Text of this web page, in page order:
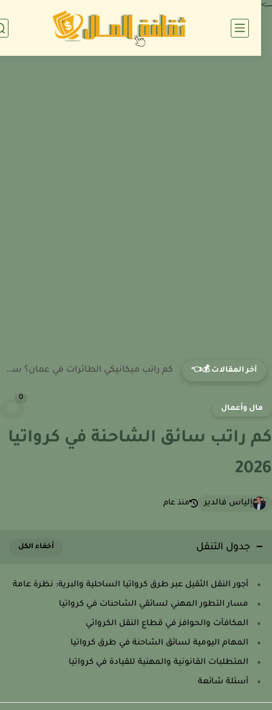
آخر المقالات 💰👈 كم راتب ميكانيكي الطائرات في عمان؟ سوق العمل والرواتب الفنية...
وأعمال
راتب سائق الشاحنة في كرواتيا
إلياس فالدير منذ عام
جدول التنقل
أجور النقل الثقيل عبر طرق كرواتيا الساحلية والبرية: نظرة عامة
مسار التطور المهني لسائقي الشاحنات في كرواتيا
المكافآت والحوافز في قطاع النقل الكرواتي
المهام اليومية لسائق الشاحنة في طرق كرواتيا
المتطلبات القانونية والمهنية للقيادة في كرواتيا
أسئلة شائعة